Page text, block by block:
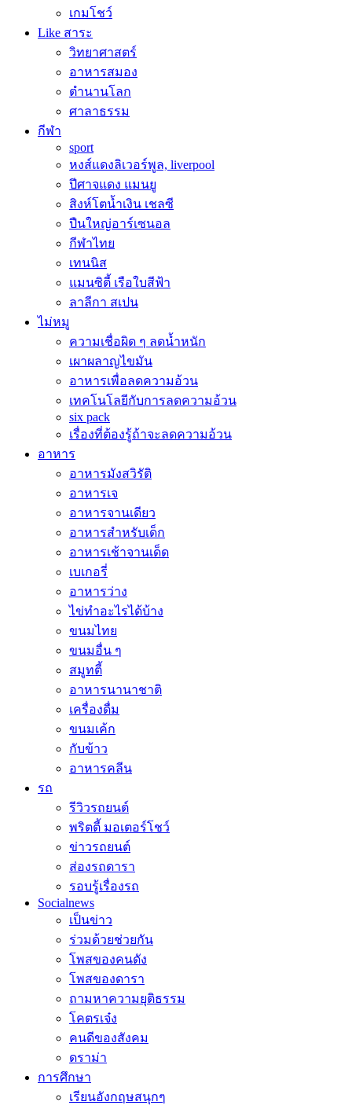
เกมโชว์
Like สาระ
วิทยาศาสตร์
อาหารสมอง
ตำนานโลก
ศาลาธรรม
กีฬา
sport
หงส์แดงลิเวอร์พูล, liverpool
ปีศาจแดง แมนยู
สิงห์โตน้ำเงิน เชลซี
ปืนใหญ่อาร์เซนอล
กีฬาไทย
เทนนิส
แมนซิตี้ เรือใบสีฟ้า
ลาลีกา สเปน
ไม่หมู
ความเชื่อผิด ๆ ลดน้ำหนัก
เผาผลาญไขมัน
อาหารเพื่อลดความอ้วน
เทคโนโลยีกับการลดความอ้วน
six pack
เรื่องที่ต้องรู้ถ้าจะลดความอ้วน
อาหาร
อาหารมังสวิรัติ
อาหารเจ
อาหารจานเดียว
อาหารสำหรับเด็ก
อาหารเช้าจานเด็ด
เบเกอรี่
อาหารว่าง
ไข่ทำอะไรได้บ้าง
ขนมไทย
ขนมอื่น ๆ
สมูทตี้
อาหารนานาชาติ
เครื่องดื่ม
ขนมเค้ก
กับข้าว
อาหารคลีน
รถ
รีวิวรถยนต์
พริตตี้ มอเตอร์โชว์
ข่าวรถยนต์
ส่องรถดารา
รอบรู้เรื่องรถ
Socialnews
เป็นข่าว
ร่วมด้วยช่วยกัน
โพสของคนดัง
โพสของดารา
ถามหาความยุติธรรม
โคตรเจ๋ง
คนดีของสังคม
ดราม่า
การศึกษา
เรียนอังกฤษสนุกๆ